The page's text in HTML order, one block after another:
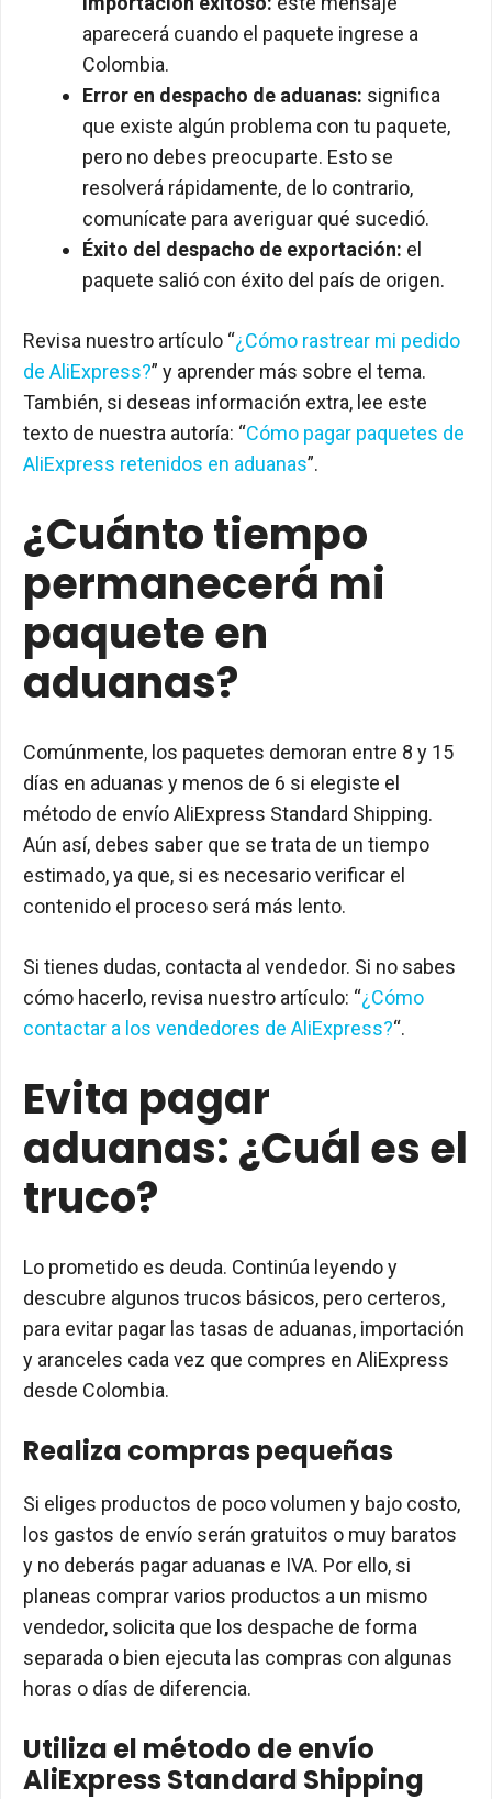
aparecerá cuando el paquete ingrese a
Colombia.
Error en despacho de aduanas: significa
que existe algún problema con tu paquete,
pero no debes preocuparte. Esto se
resolverá rápidamente, de lo contrario,
comunícate para averiguar qué sucedió.
Éxito del despacho de exportación: el
paquete salió con éxito del país de origen.
Revisa nuestro artículo “¿Cómo rastrear mi pedido
de AliExpress?” y aprender más sobre el tema.
También, si deseas información extra, lee este
texto de nuestra autoría: “Cómo pagar paquetes de
AliExpress retenidos en aduanas”.
¿Cuánto tiempo
permanecerá mi
paquete en
aduanas?
Comúnmente, los paquetes demoran entre 8 y 15
días en aduanas y menos de 6 si elegiste el
método de envío AliExpress Standard Shipping.
Aún así, debes saber que se trata de un tiempo
estimado, ya que, si es necesario verificar el
contenido el proceso será más lento.
Si tienes dudas, contacta al vendedor. Si no sabes
cómo hacerlo, revisa nuestro artículo: “¿Cómo
contactar a los vendedores de AliExpress?“.
Evita pagar
aduanas: ¿Cuál es el
truco?
Lo prometido es deuda. Continúa leyendo y
descubre algunos trucos básicos, pero certeros,
para evitar pagar las tasas de aduanas, importación
y aranceles cada vez que compres en AliExpress
desde Colombia.
Realiza compras pequeñas
Si eliges productos de poco volumen y bajo costo,
los gastos de envío serán gratuitos o muy baratos
y no deberás pagar aduanas e IVA. Por ello, si
planeas comprar varios productos a un mismo
vendedor, solicita que los despache de forma
separada o bien ejecuta las compras con algunas
horas o días de diferencia.
Utiliza el método de envío
AliExpress Standard Shipping